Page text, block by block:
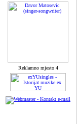
Reklamno mjesto 4